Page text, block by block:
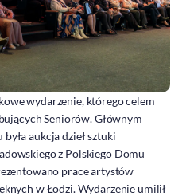
o zdrowie
Małoletnich
wydarzenie, którego celem
Seniorów. Głównym
aukcja dzieł sztuki
z Polskiego Domu
prace artystów
w Łodzi. Wydarzenie umilił